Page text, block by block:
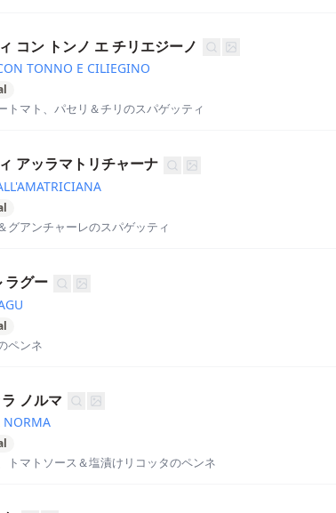
コン トンノ エ チリエジーノ
TONNO E CILIEGINO
トマト、パセリ＆チリのスパゲッティ
アッラマトリチャーナ
グアンチャーレのスパゲッティ
ラグー
ペンネ
ノルマ
NORMA
トマトソース＆塩漬けリコッタのペンネ